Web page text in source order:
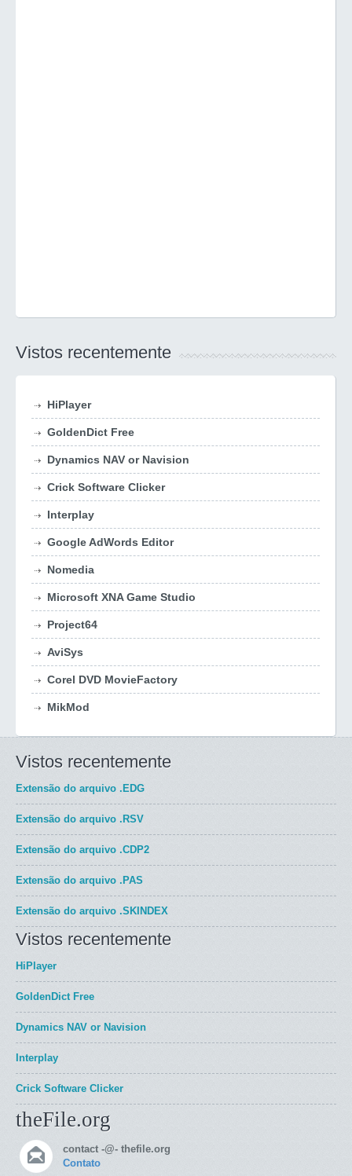
Vistos recentemente
HiPlayer
GoldenDict Free
Dynamics NAV or Navision
Crick Software Clicker
Interplay
Google AdWords Editor
Nomedia
Microsoft XNA Game Studio
Project64
AviSys
Corel DVD MovieFactory
MikMod
Vistos recentemente
Extensão do arquivo .EDG
Extensão do arquivo .RSV
Extensão do arquivo .CDP2
Extensão do arquivo .PAS
Extensão do arquivo .SKINDEX
Vistos recentemente
HiPlayer
GoldenDict Free
Dynamics NAV or Navision
Interplay
Crick Software Clicker
theFile.org
contact -@- thefile.org
Contato